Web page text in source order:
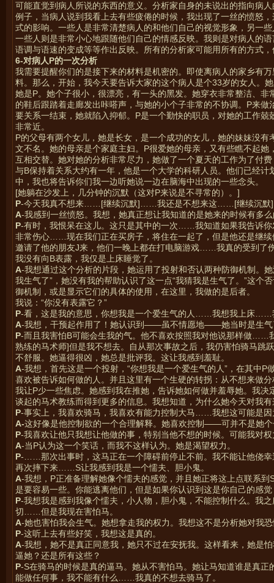
可能直觉到病人所说的东西的意义。分析家自身的未说出的指向病
例子，当病人说到我看上去有些疲倦的时候，我出现了一丝的愤怒
式的影响。一些人是非常清楚病人的和他们自己的视觉形象，另一
一些人则是非常小心地跟随他们自己的情感反映。我则是对病人的
语调与语速的变成等等作出反映。所有的分析家可能用所有的方式
6-对病人P的一次分析
我需要提醒你们的是接下来的材料是机密的。即使离病人的家乡有
料。那么，开始，我今天要告诉大家的这个病人是个33岁的女人。
她是P。她个子很小，很漂亮，有一头的黑发。她穿衣非常整洁、
的鞋后跟踏着走廊发出咔嗒声，与她的小个子非常的不协调。P来
要关系一结束，她就陷入抑郁。P是一个勤快的职员，对她的工作
非常近。
P的父母有两个女儿，她是长女，是一个成功的女儿，她的妹妹没
文不名。她的母亲是个家庭主妇。P很爱她的母亲，又有些瞧不起
互相交替。她对她的分析非常尽力，她做了一个夏天的工作为了付
与B保持着关系大约有一年，他是一个大学的科研人员。他们已经
中，我也将告诉你们我一边听她说一边在脑海中出现的一些念头。
[她躺在沙发上，几分钟的沉默（这对P来说是不寻常的）。]
P-今天我真不想来……[继续沉默]……我还是不想来这……[继续沉
A-我感到一丝愤怒。我想，她真正想让我知道的是她来的时候有多
P-有时，我恨呆在这儿。这只是其中的一次……我知道如果我告诉
非常伤心……现在我们正在买房子，将住在一起了，但是他还是继
邀请了他的朋友J来，他们一晚上都在打电脑游戏……我真的受到
我没有向B表露，我仅是上床睡觉了。
A-我想通过这个分析的片段，她运用了投射和否认两种防御机制。
我生气了”，她没有我的帮助认识了这一点“我猜我是生气了。”这个
御机制，或是显示它们的具体的使用，在这里，我做的是后者。
我说：“你没有表露它？”
P-看，这是我的意思，你想我是一个爱生气的人……我想我上床
A-我想，干预起作用了！她认识到——虽不情愿地——她当时是生气
P-而且我害怕B可能会生我的气。他不喜欢按照我对他说那样做
熟练的马术师]但是我不想去。自从那次事故之后，我仍害怕骑马跳
不舒服。她逼得很凶，她总是批评我。这让我感到羞耻。
A-我想，首先这是一个投射，“你想我是一个爱生气的人”，在其中
喜欢被告诉如何做的人。并且这里有一个生硬的转拐：从不想来
我让P少一些焦虑。她感到我在推她，告诉她如何做并羞辱她。我
谈起的马术教练而得到更多的信息。我想知道，为什么她今天对我
P-事实上，我喜欢骑马，我喜欢有能力控制大马……我想这可能是因
A-这好像是他控制欲的一个合理解释。她喜欢控制——可并不是她
P-我喜欢让他只我想让他做的事，特别当他不想的时候。可能我对
A-当P认为这一个笑话，而我不这样认为。她是渴望权力。
P-……那次出事时，这马正在一个障碍前停止不前。我不能让他侥
再次摔下来……S让我感到我是一个懦夫、胆小鬼。
A-我想，P正准备理解她像个懦夫的感觉，并且她正将这上点联系
是要容易一些。你能逃离他们，但是如果你认识到这是你自己的感
P-我想我是感到我像个懦夫，小人物，胆小鬼，不能控制什么。我
切……但是我现在害怕马。
A-她也害怕我会生气。她想拿走我的权力。我想这不是分析她对我
P-这听上去有些好笑，我想这是真的。
A-我想，她不是真正同意我，她只不过在安抚我。这样看来，她是
逼她？还是所有这些？
P-S在骑马的时候是真的逼马。她从不害怕马。她让马知道谁是真
能做任何事，我不能有什么……我真的不想去骑马了。